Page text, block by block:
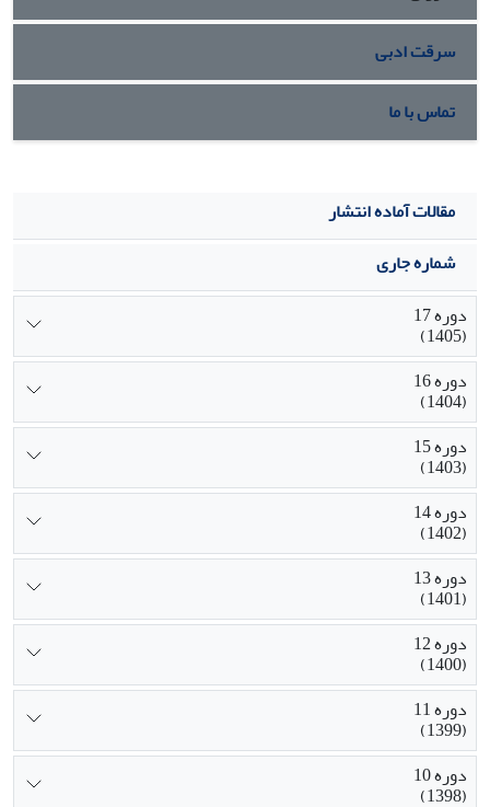
سرقت ادبی
تماس با ما
مقالات آماده انتشار
شماره جاری
دوره 17
(1405)
دوره 16
(1404)
دوره 15
(1403)
دوره 14
(1402)
دوره 13
(1401)
دوره 12
(1400)
دوره 11
(1399)
دوره 10
(1398)